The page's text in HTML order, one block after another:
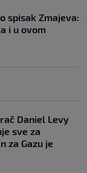
spisak Zmajeva:
i u ovom
Daniel Levy
sve za
za Gazu je